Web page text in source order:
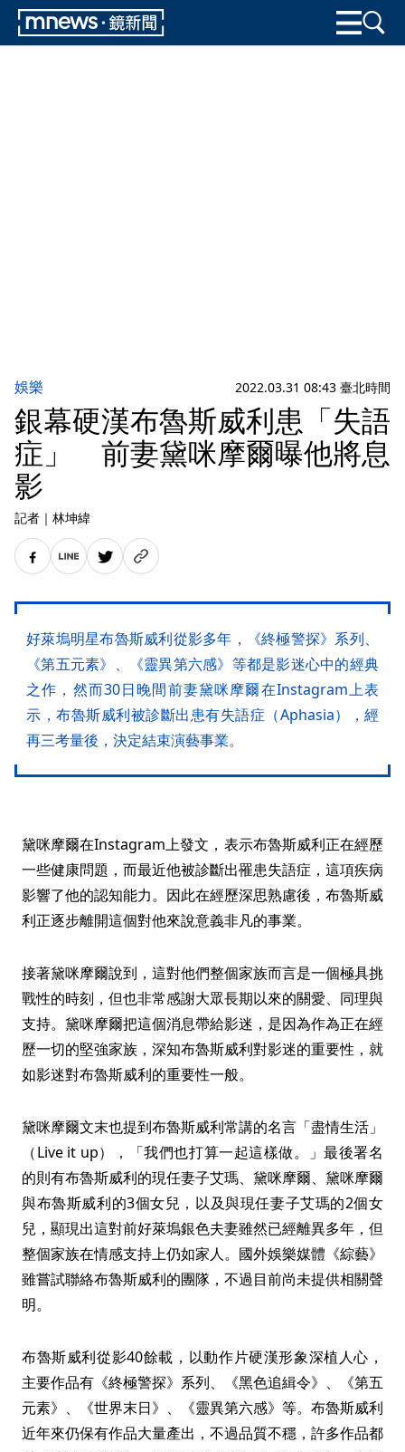
娛樂 2022.03.31 08:43 臺北時間
銀幕硬漢布魯斯威利患「失語
症」 前妻黛咪摩爾曝他將息
影
記者 ｜ 林坤緯
好萊塢明星布魯斯威利從影多年，《終極警探》系列、
《第五元素》、《靈異第六感》等都是影迷心中的經典
之作，然而30日晚間前妻黛咪摩爾在Instagram上表
示，布魯斯威利被診斷出患有失語症（Aphasia），經
再三考量後，決定結束演藝事業。
黛咪摩爾在Instagram上發文，表示布魯斯威利正在經歷
一些健康問題，而最近他被診斷出罹患失語症，這項疾病
影響了他的認知能力。因此在經歷深思熟慮後，布魯斯威
利正逐步離開這個對他來說意義非凡的事業。
接著黛咪摩爾說到，這對他們整個家族而言是一個極具挑
戰性的時刻，但也非常感謝大眾長期以來的關愛、同理與
支持。黛咪摩爾把這個消息帶給影迷，是因為作為正在經
歷一切的堅強家族，深知布魯斯威利對影迷的重要性，就
如影迷對布魯斯威利的重要性一般。
黛咪摩爾文末也提到布魯斯威利常講的名言「盡情生活」
（Live it up），「我們也打算一起這樣做。」最後署名
的則有布魯斯威利的現任妻子艾瑪、黛咪摩爾、黛咪摩爾
與布魯斯威利的3個女兒，以及與現任妻子艾瑪的2個女
兒，顯現出這對前好萊塢銀色夫妻雖然已經離異多年，但
整個家族在情感支持上仍如家人。國外娛樂媒體《綜藝》
雖嘗試聯絡布魯斯威利的團隊，不過目前尚未提供相關聲
明。
布魯斯威利從影40餘載，以動作片硬漢形象深植人心，
主要作品有《終極警探》系列、《黑色追緝令》、《第五
元素》、《世界末日》、《靈異第六感》等。布魯斯威利
近年來仍保有作品大量產出，不過品質不穩，許多作品都